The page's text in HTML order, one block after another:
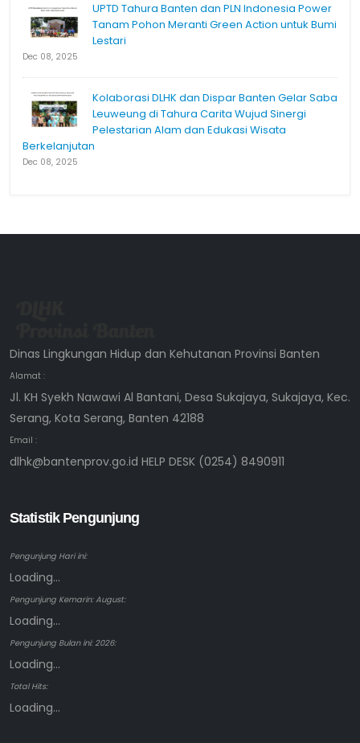
UPTD Tahura Banten dan PLN Indonesia Power
Tanam Pohon Meranti Green Action untuk Bumi
Lestari
Dec 08, 2025
Kolaborasi DLHK dan Dispar Banten Gelar Saba
Leuweung di Tahura Carita Wujud Sinergi
Pelestarian Alam dan Edukasi Wisata
Berkelanjutan
Dec 08, 2025
Dinas Lingkungan Hidup dan Kehutanan Provinsi Banten
Alamat :
Jl. KH Syekh Nawawi Al Bantani, Desa Sukajaya, Sukajaya, Kec.
Serang, Kota Serang, Banten 42188
Email :
dlhk@bantenprov.go.id HELP DESK (0254) 8490911
Statistik Pengunjung
Pengunjung Hari ini:
Loading...
Pengunjung Kemarin: August:
Loading...
Pengunjung Bulan ini: 2026:
Loading...
Total Hits:
Loading...